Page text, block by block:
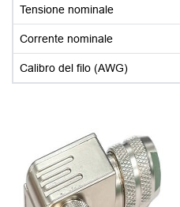
Tensione nominale
Corrente nominale
Calibro del filo (AWG)